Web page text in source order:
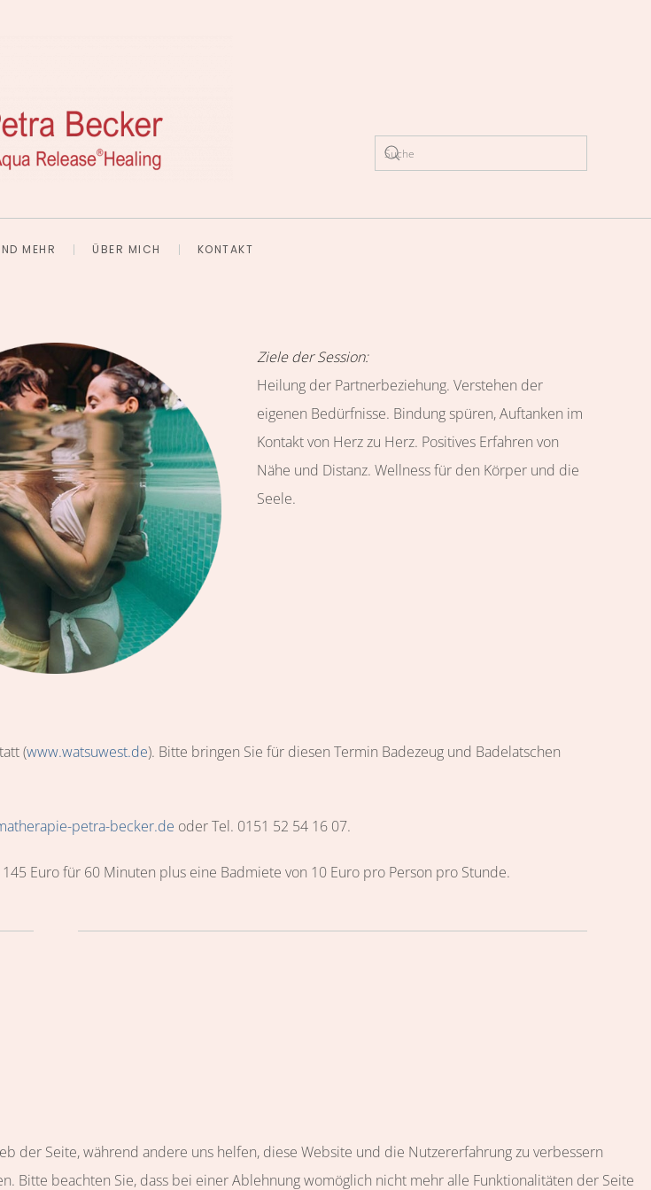
MEHR ÜBER MICH KONTAKT
Ziele der Session:
Heilung der Partnerbeziehung. Verstehen der
eigenen Bedürfnisse. Bindung spüren, Auftanken im
Kontakt von Herz zu Herz. Positives Erfahren von
Nähe und Distanz. Wellness für den Körper und die
Seele.
(www.watsuwest.de). Bitte bringen Sie für diesen Termin Badezeug und Badelatschen
petra-becker.de oder Tel. 0151 52 54 16 07.
Euro für 60 Minuten plus eine Badmiete von 10 Euro pro Person pro Stunde.
der Seite, während andere uns helfen, diese Website und die Nutzererfahrung zu verbessern
Bitte beachten Sie, dass bei einer Ablehnung womöglich nicht mehr alle Funktionalitäten der Seite